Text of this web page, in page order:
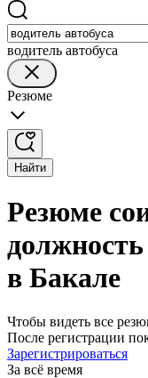
водитель автобуса
Резюме
Найти
Резюме
должность
в Бакале
Чтобы видеть все
После регистрации
Зарегистрироваться
За всё время